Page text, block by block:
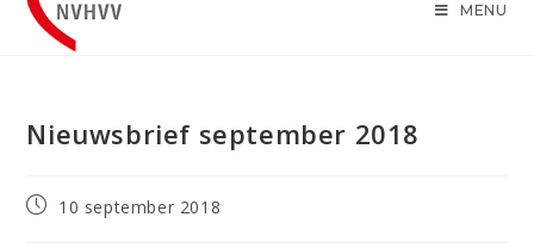
MENU
Nieuwsbrief september 2018
Bericht10 september 2018